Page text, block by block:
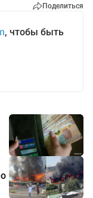
Поделиться
, чтобы быть